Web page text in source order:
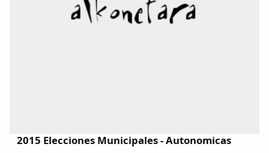
2015 Elecciones Municipales - Autonomicas